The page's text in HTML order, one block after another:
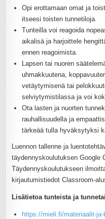
Opi erottamaan omat ja
itseesi toisten tunnetiloja.
Tunteilla voi reagoida
aikalisä ja harjoittele
ennen reagoimista.
Lapsen tai nuoren
uhmakkuutena,
vetäytymisenä tai
selviytymistilassa ja voi
Ota lasten ja nuorten
rauhallisuudella ja
tärkeää tulla hyväksytyksi
Luennon tallenne ja
täydennyskoulutuksen Google
Täydennyskoulutukseen
kirjautumistiedot Classroom-
Lisätietoa tunteista ja
https://mieli.fi/materiaalit-